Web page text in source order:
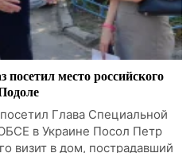
место российского
Глава Специальной
в Украине Посол Петр
визит в дом, пострадавший